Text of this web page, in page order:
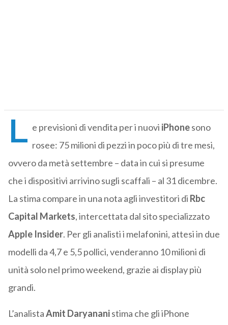
L e previsioni di vendita per i nuovi iPhonesono
rosee: 75 milioni di pezzi in poco più di tre mesi,
ovvero da metà settembre – data in cui si presume
che i dispositivi arrivino sugli scaffali – al 31 dicembre.
La stima compare in una nota agli investitori di Rbc
Capital Markets, intercettata dal sito specializzato
Apple Insider. Per gli analisti i melafonini, attesi in due
modelli da 4,7 e 5,5 pollici, venderanno 10 milioni di
unità solo nel primo weekend, grazie ai display più
grandi.
L’analistaAmit Daryananistima che gli iPhone